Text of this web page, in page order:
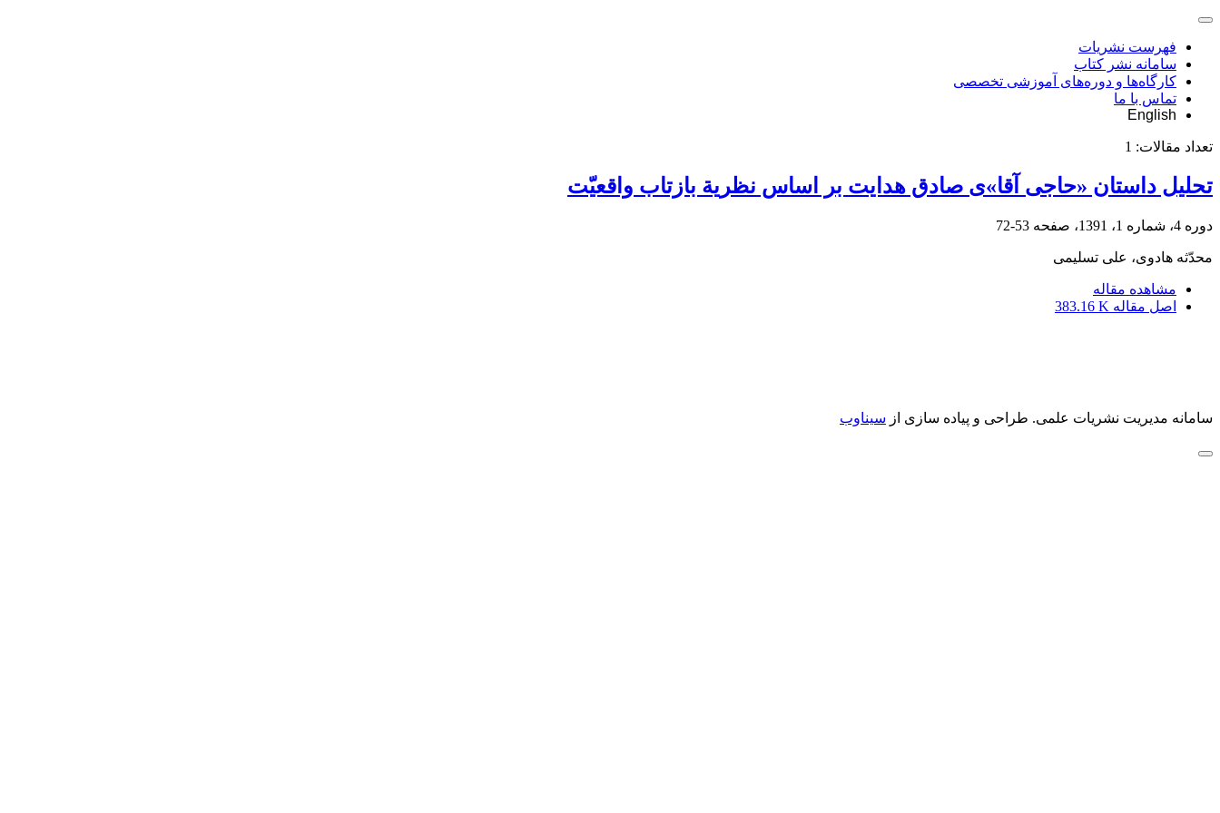
فهرست نشریات
سامانه نشر کتاب
کارگاه‌ها و دوره‌های آموزشی تخصصی
تماس با ما
English
تعداد مقالات: 1
تحلیل داستان «حاجی آقا»ی صادق هدایت بر اساس نظریة بازتاب واقعیّت
دوره 4، شماره 1، 1391، صفحه 53-72
محدّثه هادوی، علی تسلیمی
مشاهده مقاله
اصل مقاله 383.16 K
سامانه مدیریت نشریات علمی. طراحی و پیاده سازی از سیناوب